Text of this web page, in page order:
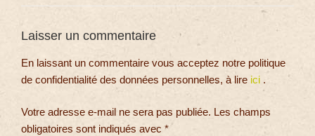
Laisser un commentaire
En laissant un commentaire vous acceptez notre politique
de confidentialité des données personnelles, à lire ici .
Votre adresse e-mail ne sera pas publiée. Les champs
obligatoires sont indiqués avec *